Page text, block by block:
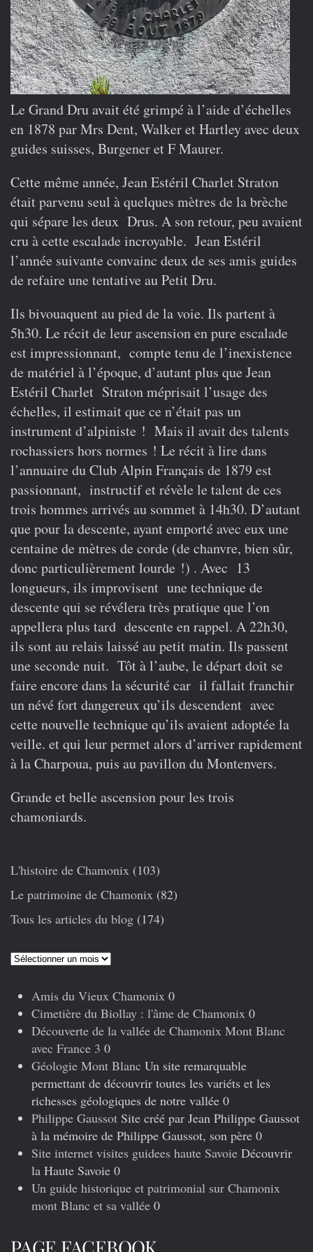
Le Grand Dru avait été grimpé à l’aide d’échelles
en 1878 par Mrs Dent, Walker et Hartley avec deux
guides suisses, Burgener et F Maurer.
Cette même année, Jean Estéril Charlet Straton
était parvenu seul à quelques mètres de la brèche
qui sépare les deux Drus. A son retour, peu avaient
cru à cette escalade incroyable. Jean Estéril
l’année suivante convainc deux de ses amis guides
de refaire une tentative au Petit Dru.
Ils bivouaquent au pied de la voie. Ils partent à
5h30. Le récit de leur ascension en pure escalade
est impressionnant, compte tenu de l’inexistence
de matériel à l’époque, d’autant plus que Jean
Estéril Charlet Straton méprisait l’usage des
échelles, il estimait que ce n’était pas un
instrument d’alpiniste ! Mais il avait des talents
rochassiers hors normes ! Le récit à lire dans
l’annuaire du Club Alpin Français de 1879 est
passionnant, instructif et révèle le talent de ces
trois hommes arrivés au sommet à 14h30. D’autant
que pour la descente, ayant emporté avec eux une
centaine de mètres de corde (de chanvre, bien sûr,
donc particulièrement lourde !) . Avec 13
longueurs, ils improvisent une technique de
descente qui se révélera très pratique que l’on
appellera plus tard descente en rappel. A 22h30,
ils sont au relais laissé au petit matin. Ils passent
une seconde nuit. Tôt à l’aube, le départ doit se
faire encore dans la sécurité car il fallait franchir
un névé fort dangereux qu’ils descendent avec
cette nouvelle technique qu’ils avaient adoptée la
veille. et qui leur permet alors d’arriver rapidement
à la Charpoua, puis au pavillon du Montenvers.
Grande et belle ascension pour les trois
chamoniards.
L'histoire de Chamonix (103)
Le patrimoine de Chamonix (82)
Tous les articles du blog (174)
Articles
Amis du Vieux Chamonix 0
Cimetière du Biollay : l'âme de Chamonix 0
Découverte de la vallée de Chamonix Mont Blanc
avec France 3 0
Géologie Mont Blanc Un site remarquable
permettant de découvrir toutes les variéts et les
richesses géologiques de notre vallée 0
Philippe Gaussot Site créé par Jean Philippe Gaussot
à la mémoire de Philippe Gaussot, son père 0
Site internet visites guidees haute Savoie Découvrir
la Haute Savoie 0
Un guide historique et patrimonial sur Chamonix
mont Blanc et sa vallée 0